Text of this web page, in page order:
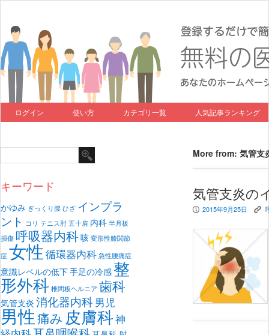
ログイン 使い方 カテゴリ一覧 人気記事ランキング
キーワード
かゆみ ぎっくり腰 ひざ インプラ
ント コリ テニス肘 五十肩 内科 半月板
損傷 呼吸器内科咳 変形性膝関節
症 女性循環器内科 急性腰痛症
意識レベルの低下手足の冷感整
形外科 椎間板ヘルニア 歯科
気管支炎消化器内科男児
男性痛み皮膚科神
More from: 気管支
気管支炎の
P 2015年9月25日 K